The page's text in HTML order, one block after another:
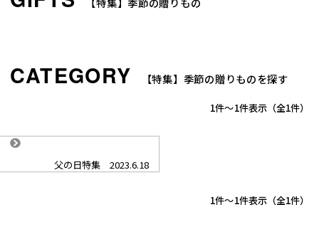
【特集】季節の贈りものを探す
1
1 -1件表示
父の日特集 2023.6.18
1
1 -1件表示